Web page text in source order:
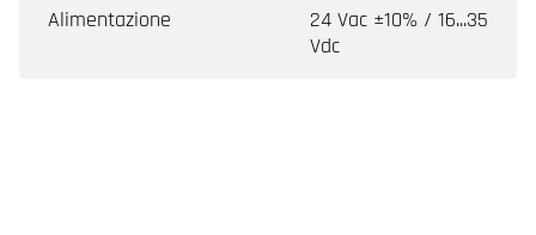
Alimentazione
24 Vac ±10% / 16...35
Vdc